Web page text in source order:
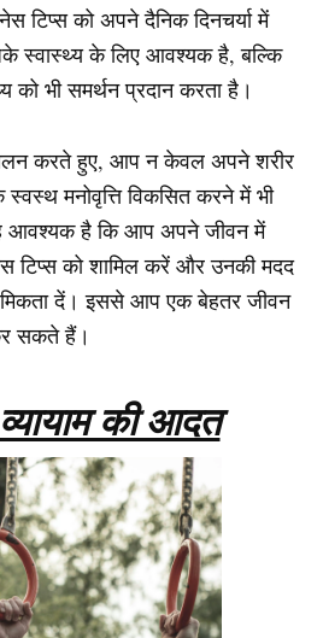
टिप्स को अपने दैनिक दिनचर्या में
स्वास्थ्य के लिए आवश्यक है, बल्कि
भी समर्थन प्रदान करता है।
करते हुए, आप न केवल अपने शरीर
मनोवृत्ति विकसित करने में भी
आवश्यक है कि आप अपने जीवन में
टिप्स को शामिल करें और उनकी मदद
दें। इससे आप एक बेहतर जीवन
सकते हैं।
की आदत